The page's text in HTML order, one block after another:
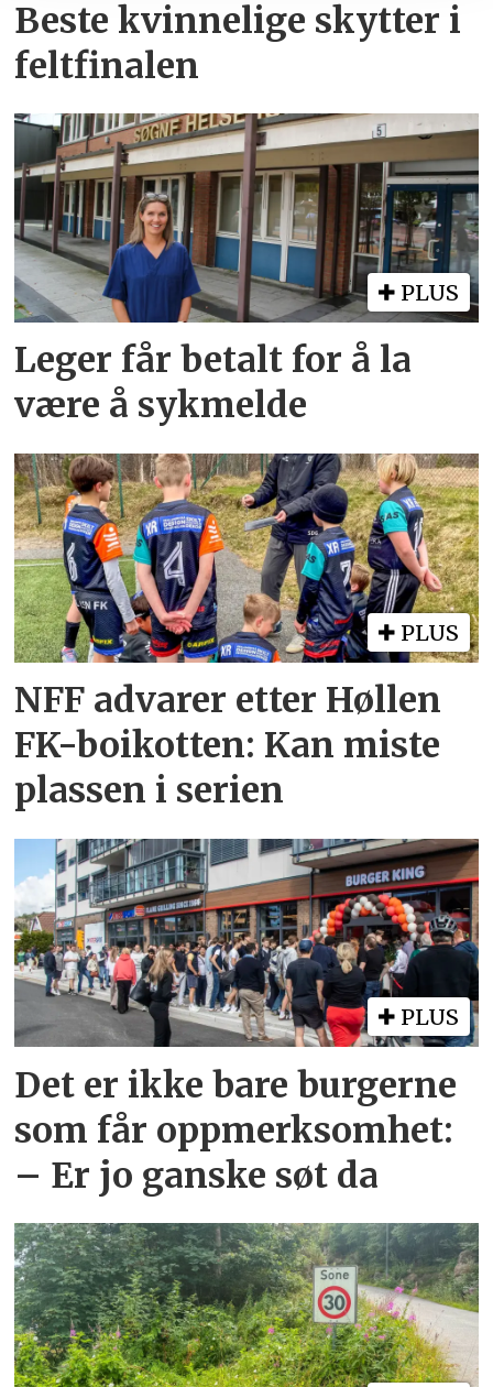
Beste kvinnelige skytter i
feltfinalen
PLUS
Leger får betalt for å la
være å sykmelde
PLUS
NFF advarer etter Høllen
FK-boikotten: Kan miste
plassen i serien
PLUS
Det er ikke bare burgerne
som får oppmerksomhet:
– Er jo ganske søt da